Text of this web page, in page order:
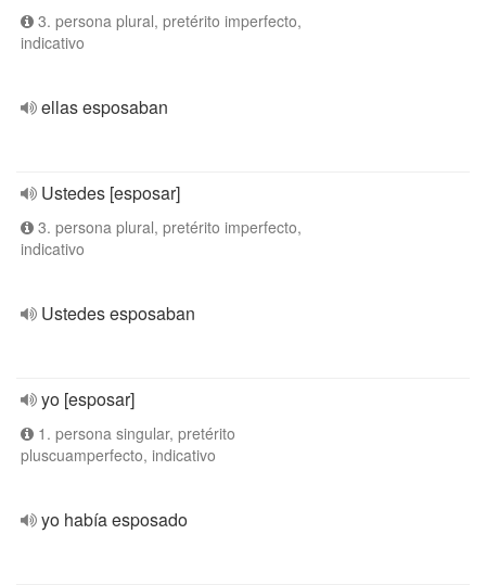
3. persona plural, pretérito imperfecto,
indicativo
ellas esposaban
Ustedes [esposar]
3. persona plural, pretérito imperfecto,
indicativo
Ustedes esposaban
yo [esposar]
1. persona singular, pretérito
pluscuamperfecto, indicativo
yo había esposado